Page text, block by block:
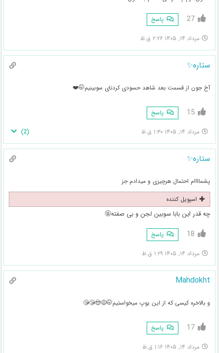
27 پاسخ
مرداد ۱۴, ۱۴۰۵ ۲:۲۶ ق.ظ
ستاره✨
آخ جون از قسمت بعد شاهد حسودی کردنای سوبینیم🤭❤️
15 پاسخ
مرداد ۱۴, ۱۴۰۵ ۱:۳۰ ق.ظ (
2
)
ستاره✨
پشماااام احتمال هرچیزی و میدادم جز
اسپویل کننده
چه قدر این بابا سوبین لجن و بی صفته🤬
18 پاسخ
مرداد ۱۴, ۱۴۰۵ ۱:۲۹ ق.ظ
Mahdokht
و بالاخره کیسی که از این یوپ میخواستیم🤭😅😍😘😘
17 پاسخ
مرداد ۱۴, ۱۴۰۵ ۱:۱۶ ق.ظ